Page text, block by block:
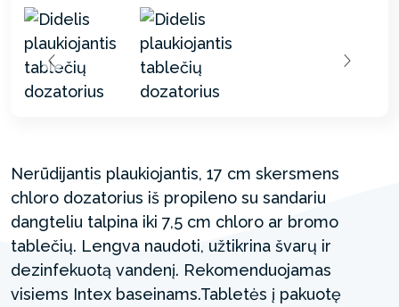
Nerūdijantis plaukiojantis, 17 cm skersmens
chloro dozatorius iš propileno su sandariu
dangteliu talpina iki 7,5 cm chloro ar bromo
tablečių. Lengva naudoti, užtikrina švarų ir
dezinfekuotą vandenį. Rekomenduojamas
visiems Intex baseinams.Tabletės į pakuotę